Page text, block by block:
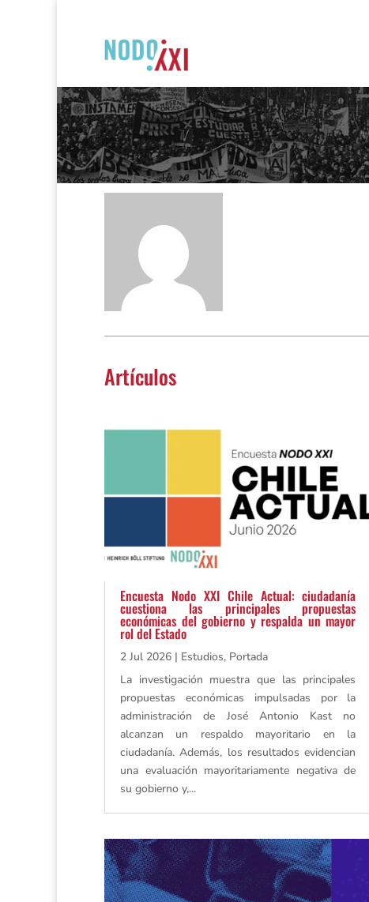
Artículos
Encuesta Nodo XXI Chile Actual: ciudadanía
cuestiona las principales propuestas
económicas del gobierno y respalda un mayor
rol del Estado
2 Jul 2026 | Estudios, Portada
La investigación muestra que las principales
propuestas económicas impulsadas por la
administración de José Antonio Kast no
alcanzan un respaldo mayoritario en la
ciudadanía. Además, los resultados evidencian
una evaluación mayoritariamente negativa de
su gobierno y,...